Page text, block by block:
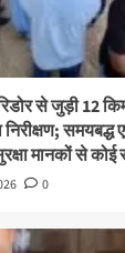
से जुड़ी 12
समयबद्ध
मानकों से कोई
0